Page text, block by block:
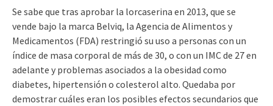
Se sabe que tras aprobar la lorcaserina en 2013, que se
vende bajo la marca Belviq, la Agencia de Alimentos y
Medicamentos (FDA) restringió su uso a personas con un
índice de masa corporal de más de 30, o con un IMC de 27 en
adelante y problemas asociados a la obesidad como
diabetes, hipertensión o colesterol alto. Quedaba por
demostrar cuáles eran los posibles efectos secundarios que